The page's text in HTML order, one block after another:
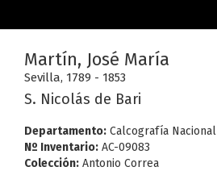
Martín, José María
Sevilla, 1789 - 1853
S. Nicolás de Bari
Departamento: Calcografía Nacional
Nº Inventario: AC-09083
Colección: Antonio Correa